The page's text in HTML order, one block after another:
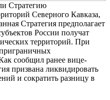
Стратегию
Северного Кавказа,
Стратегия предполагает
России получат
территорий. При
сообщил ранее вице-
призвана ликвидировать
и сократить разницу в